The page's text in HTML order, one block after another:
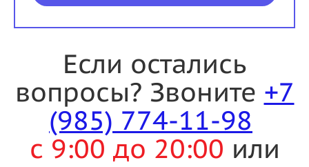
Если остались
вопросы? Звоните +7
(985) 774-11-98
с 9:00 до 20:00 или